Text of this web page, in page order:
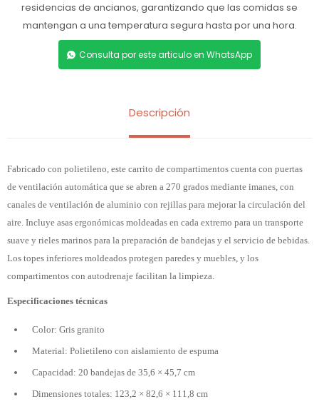
residencias de ancianos, garantizando que las comidas se
mantengan a una temperatura segura hasta por una hora.
Consulta por este articulo en WhatsApp
Descripción
Fabricado con polietileno, este carrito de compartimentos cuenta con puertas
de ventilación automática que se abren a 270 grados mediante imanes, con
canales de ventilación de aluminio con rejillas para mejorar la circulación del
aire. Incluye asas ergonómicas moldeadas en cada extremo para un transporte
suave y rieles marinos para la preparación de bandejas y el servicio de bebidas.
Los topes inferiores moldeados protegen paredes y muebles, y los
compartimentos con autodrenaje facilitan la limpieza.
Especificaciones técnicas
Color: Gris granito
Material: Polietileno con aislamiento de espuma
Capacidad: 20 bandejas de 35,6 × 45,7 cm
Dimensiones totales: 123,2 × 82,6 × 111,8 cm